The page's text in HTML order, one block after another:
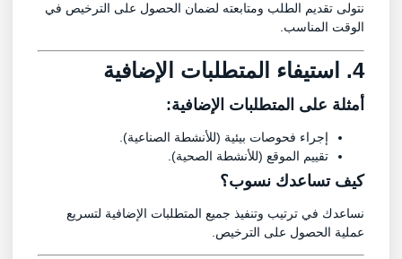
نتولى تقديم الطلب ومتابعته لضمان الحصول على الترخيص في
الوقت المناسب.
4. استيفاء المتطلبات الإضافية
أمثلة على المتطلبات الإضافية:
إجراء فحوصات بيئية (للأنشطة الصناعية).
تقييم الموقع (للأنشطة الصحية).
كيف تساعدك نسوب؟
نساعدك في ترتيب وتنفيذ جميع المتطلبات الإضافية لتسريع
عملية الحصول على الترخيص.